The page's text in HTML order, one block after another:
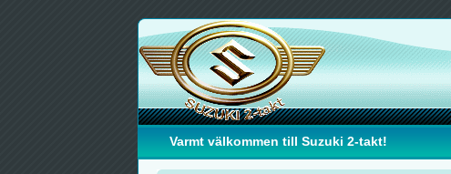
Varmt välkommen till Suzuki 2-takt!